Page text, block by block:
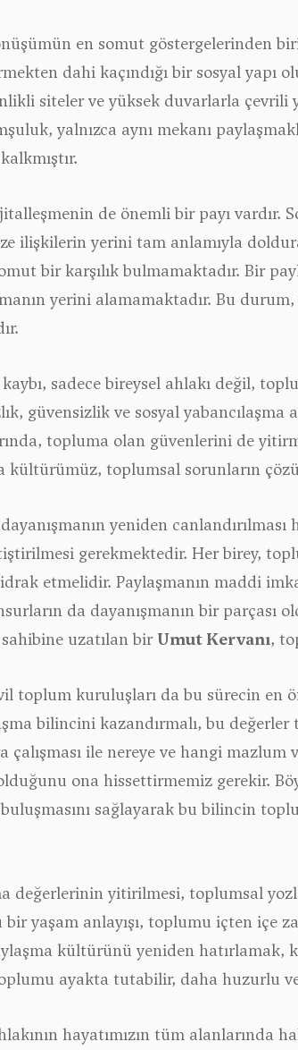
en somut göstergelerinden
dahi kaçındığı bir sosyal
siteler ve yüksek duvarlarla çevrili
yalnızca aynı mekanı
de önemli bir payı vardır.
ilişkilerin yerini tam anlamıyla
bir karşılık bulmamaktadır. Bir
yerini alamamaktadır. Bu
sadece bireysel ahlakı değil,
güvensizlik ve sosyal
topluma olan güvenlerini de
kültürümüz, toplumsal sorunların
yeniden
gerekmektedir. Her birey,
etmelidir. Paylaşmanın maddi
da dayanışmanın bir parçası
uzatılan bir Umut Kervanı,
toplum kuruluşları da bu sürecin en
bilincini kazandırmalı, bu
ile nereye ve hangi
olduğunu ona hissettirmemiz gerekir.
sağlayarak bu bilincin
değerlerinin yitirilmesi, toplumsal
bir yaşam anlayışı, toplumu içten içe
kültürünü yeniden hatırlamak,
ayakta tutabilir, daha huzurlu
hayatımızın tüm alanlarında